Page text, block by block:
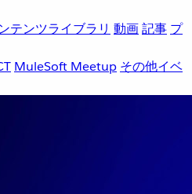
テンツライブラリ 動画記事 プ
MuleSoft Meetup その他イベ